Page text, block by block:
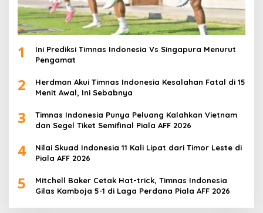
1
Ini Prediksi Timnas Indonesia Vs Singapura Menurut
Pengamat
2
Herdman Akui Timnas Indonesia Kesalahan Fatal di 15
Menit Awal, Ini Sebabnya
3
Timnas Indonesia Punya Peluang Kalahkan Vietnam
dan Segel Tiket Semifinal Piala AFF 2026
4
Nilai Skuad Indonesia 11 Kali Lipat dari Timor Leste di
Piala AFF 2026
5
Mitchell Baker Cetak Hat-trick, Timnas Indonesia
Gilas Kamboja 5-1 di Laga Perdana Piala AFF 2026